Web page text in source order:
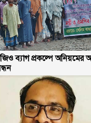
ব্যাগ প্রকল্পে অনিয়মের